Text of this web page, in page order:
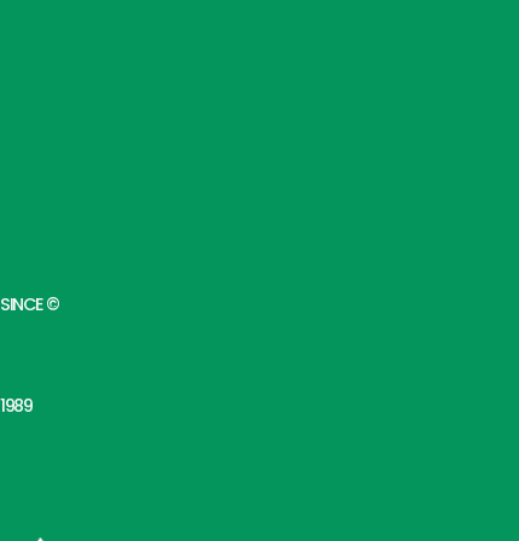
SINCE ©
1989